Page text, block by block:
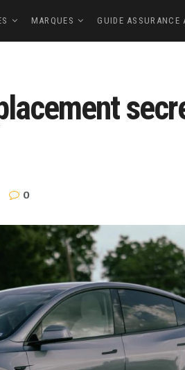
MARQUES GUIDE ASSURANCE
0